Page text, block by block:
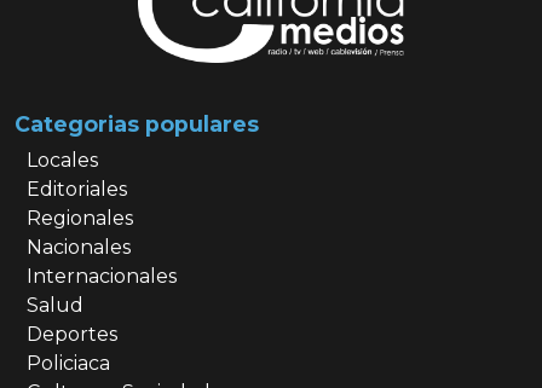
Categorias populares
Locales
Editoriales
Regionales
Nacionales
Internacionales
Salud
Deportes
Policiaca